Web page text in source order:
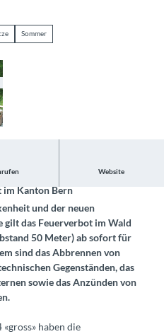
Sommer
Website
im Kanton Bern
und der neuen
das Feuerverbot im Wald
50 Meter) ab sofort für
sind das Abbrennen von
Gegenständen, das
sowie das Anzünden von
haben die